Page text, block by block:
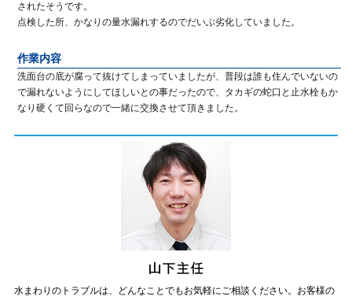
されたそうです。
点検した所、かなりの量水漏れするのでだいぶ劣化していました。
作業内容
洗面台の底が腐って抜けてしまっていましたが、普段は誰も住んでいないの
で漏れないようにしてほしいとの事だったので、タカギの蛇口と止水栓もか
なり硬くて回らなので一緒に交換させて頂きました。
水まわりのトラブルは、どんなことでもお気軽にご相談ください。お客様の